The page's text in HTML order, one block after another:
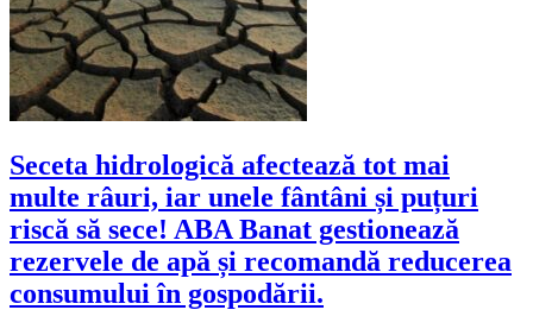
Seceta hidrologică afectează tot mai
multe râuri, iar unele fântâni și puțuri
riscă să sece! ABA Banat gestionează
rezervele de apă și recomandă reducerea
consumului în gospodării.